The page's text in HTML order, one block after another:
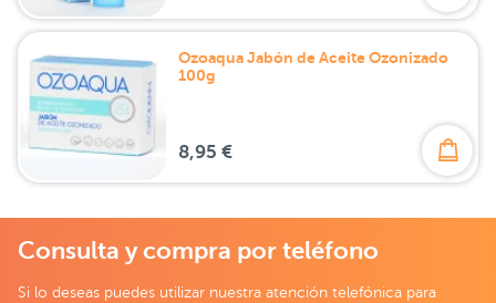
Ozoaqua Jabón de Aceite Ozonizado
100g
8,95 €
Consulta y compra por teléfono
Si lo deseas puedes utilizar nuestra atención telefónica para